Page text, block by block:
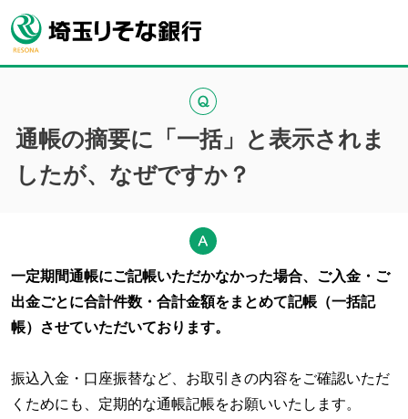
通帳の摘要に「一括」と表示されま
したが、なぜですか？
一定期間通帳にご記帳いただかなかった場合、ご入金・ご
出金ごとに合計件数・合計金額をまとめて記帳（一括記
帳）させていただいております。
振込入金・口座振替など、お取引きの内容をご確認いただ
くためにも、定期的な通帳記帳をお願いいたします。